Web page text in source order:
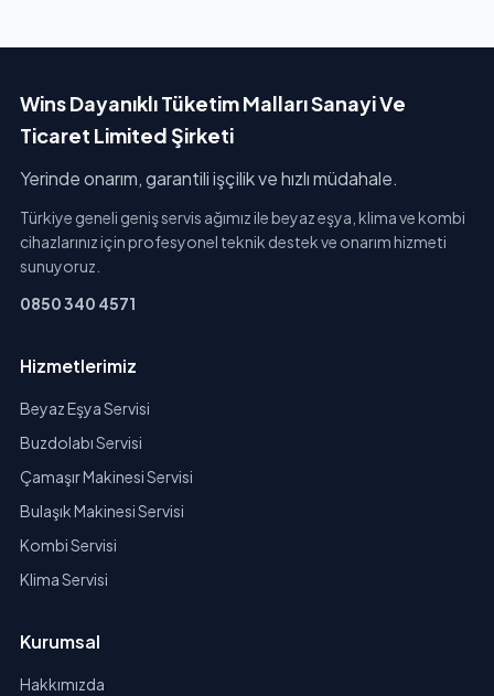
Wins Dayanıklı Tüketim Malları Sanayi Ve
Ticaret Limited Şirketi
Yerinde onarım, garantili işçilik ve hızlı müdahale.
Türkiye geneli geniş servis ağımız ile beyaz eşya, klima ve kombi
cihazlarınız için profesyonel teknik destek ve onarım hizmeti
sunuyoruz.
0850 340 4571
Hizmetlerimiz
Beyaz Eşya Servisi
Buzdolabı Servisi
Çamaşır Makinesi Servisi
Bulaşık Makinesi Servisi
Kombi Servisi
Klima Servisi
Kurumsal
Hakkımızda